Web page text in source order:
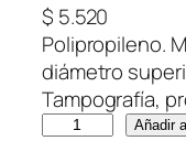
$ 5.520
Polipropileno.
diámetro
Tampografía,
Añadir